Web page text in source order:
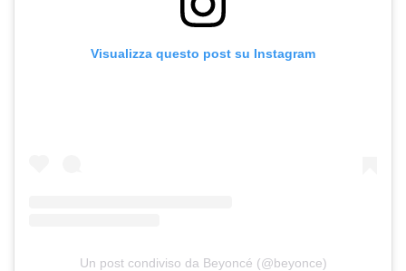
Visualizza questo post su Instagram
Un post condiviso da Beyoncé (@beyonce)